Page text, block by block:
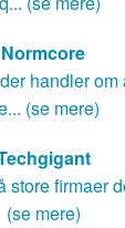
Normcore
handler
(se mere)
store firmaer
(se mere)